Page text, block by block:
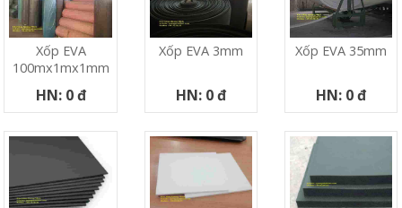
Xốp EVA
100mx1mx1mm
HN: 0 đ
Xốp EVA 3mm
HN: 0 đ
Xốp EVA 35mm
HN: 0 đ